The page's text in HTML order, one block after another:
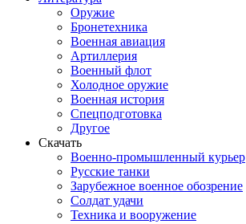
Оружие
Бронетехника
Военная авиация
Артиллерия
Военный флот
Холодное оружие
Военная история
Спецподготовка
Другое
Скачать
Военно-промышленный курьер
Русские танки
Зарубежное военное обозрение
Солдат удачи
Техника и вооружение